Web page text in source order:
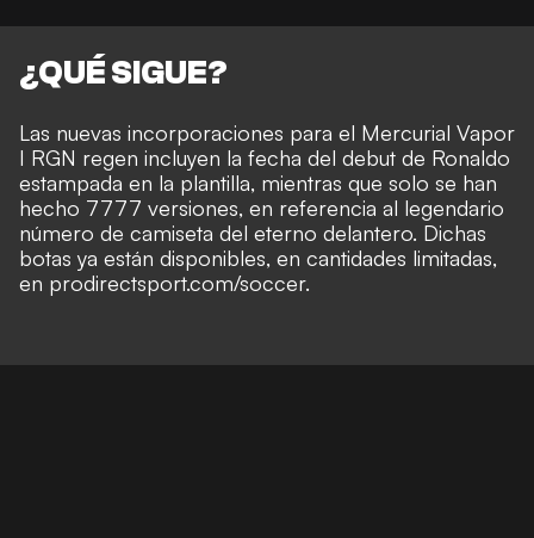
¿QUÉ SIGUE?
Las nuevas incorporaciones para el Mercurial Vapor
I RGN regen incluyen la fecha del debut de Ronaldo
estampada en la plantilla, mientras que solo se han
hecho 7777 versiones, en referencia al legendario
número de camiseta del eterno delantero. Dichas
botas ya están disponibles, en cantidades limitadas,
en prodirectsport.com/soccer.